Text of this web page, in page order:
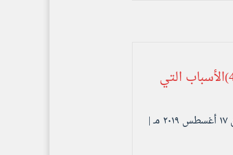
سلســــلـة مكــــــــارم العـــــــــــرب(4)الأسباب التي